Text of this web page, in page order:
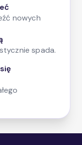
nowych
spada.